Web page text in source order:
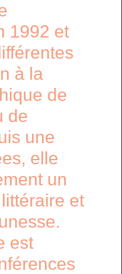
1992 et
à la
de
de
une
elle
un
et
est